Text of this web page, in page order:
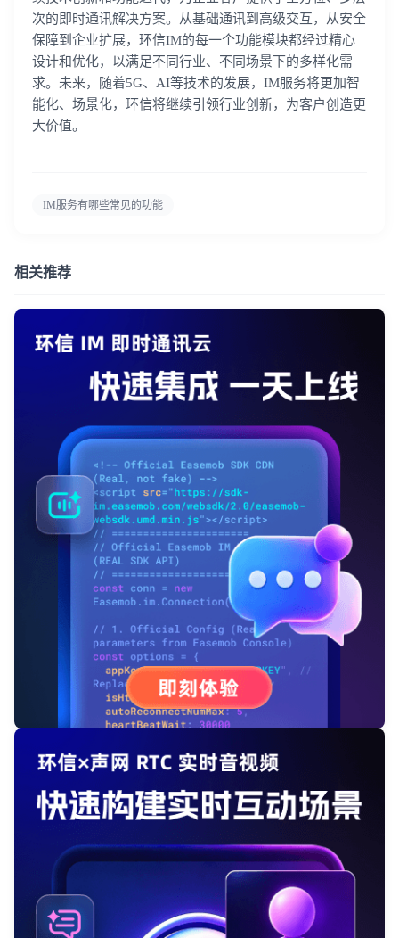
次的即时通讯解决方案。从基础通讯到高级交互，从安全
保障到企业扩展，环信IM的每一个功能模块都经过精心
设计和优化，以满足不同行业、不同场景下的多样化需
求。未来，随着5G、AI等技术的发展，IM服务将更加智
能化、场景化，环信将继续引领行业创新，为客户创造更
大价值。
IM服务有哪些常见的功能
相关推荐
我已阅读并同意通讯云服务条款 通讯云隐私政策
提交
不了，谢谢